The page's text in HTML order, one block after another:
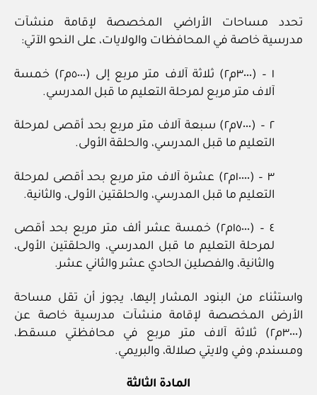
تحدد مساحات الأراضي المخصصة لإقامة منشآت
مدرسية خاصة في المحافظات والولايات، على النحو الآتي:
١ – (٣٠٠٠م٢) ثلاثة آلاف متر مربع إلى (٥٠٠٠م٢) خمسة
آلاف متر مربع لمرحلة التعليم ما قبل المدرسي.
٢ – (٧٠٠٠م٢) سبعة آلاف متر مربع بحد أقصى لمرحلة
التعليم ما قبل المدرسي، والحلقة الأولى.
٣ – (١٠٠٠٠م٢) عشرة آلاف متر مربع بحد أقصى لمرحلة
التعليم ما قبل المدرسي، والحلقتين الأولى، والثانية.
٤ – (١٥٠٠٠م٢) خمسة عشر ألف متر مربع بحد أقصى
لمرحلة التعليم ما قبل المدرسي، والحلقتين الأولى،
والثانية، والفصلين الحادي عشر والثاني عشر.
واستثناء من البنود المشار إليها، يجوز أن تقل مساحة
الأرض المخصصة لإقامة منشآت مدرسية خاصة عن
(٣٠٠٠م٢) ثلاثة آلاف متر مربع في محافظتي مسقط،
ومسندم، وفي ولايتي صلالة، والبريمي.
المادة الثالثة